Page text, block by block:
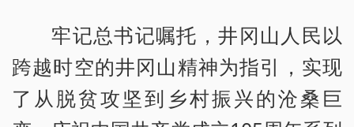
牢记总书记嘱托，井冈山人民以
跨越时空的井冈山精神为指引，实现
了从脱贫攻坚到乡村振兴的沧桑巨